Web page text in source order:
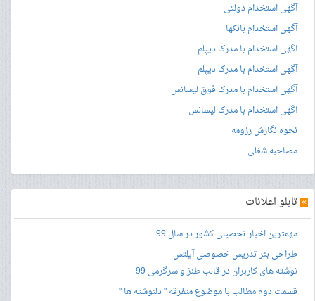
آگهی استخدام دولتی
آگهی استخدام بانکها
آگهی استخدام با مدرک دیپلم
آگهی استخدام با مدرک دیپلم
آگهی استخدام با مدرک فوق لیسانس
آگهی استخدام با مدرک لیسانس
نحوه نگارش رزومه
مصاحبه شغلی
» تابلو اعلانات
مهمترین اخبار تحصیلی کشور در سال 99
طراحی بنرتدریس خصوصی آیلتس
نوشته های کاربران در قالب طنز و سرگرمی 99
قسمت دوم مطالب با موضوع متفرقه " دلنوشته ها "